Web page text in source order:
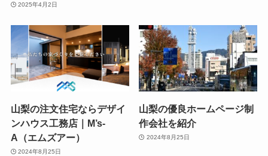
2025年4月2日
山梨の注文住宅ならデザイ
ンハウス工務店｜M’s-
A（エムズアー）
2024年8月25日
山梨の優良ホームページ制
作会社を紹介
2024年8月25日